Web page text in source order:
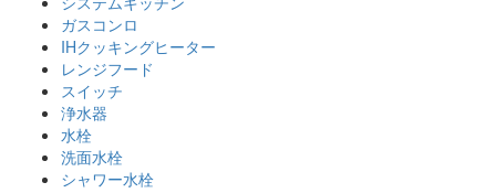
ガスコンロ
IHクッキングヒーター
レンジフード
スイッチ
浄水器
水栓
洗面水栓
シャワー水栓